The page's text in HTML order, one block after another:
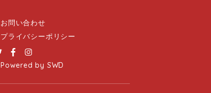
お問い合わせ
プライバシーポリシー
TwitterFacebook
Powered by SWD